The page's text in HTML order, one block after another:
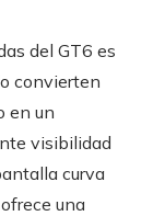
del GT6 es
convierten
en un
visibilidad
curva
una